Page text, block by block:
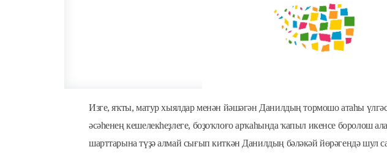
Изге, яҡты, матур хыялдар менән йәшәгән Данилдың тормошо атаһы
әсәһенең кешелекһеҙлеге, боҙоҡлоғо арҡаһында ҡапыл икенсе боролош
шарттарына түҙә алмай сығып киткән Данилдың бәләкәй йөрәгендә шул